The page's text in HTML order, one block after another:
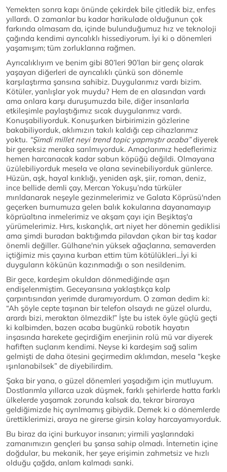
Yemekten sonra kapı önünde çekirdek bile çitledik biz, enfes
yıllardı. O zamanlar bu kadar harikulade olduğunun çok
farkında olmasam da, içinde bulunduğumuz hız ve teknoloji
çağında kendimi ayrıcalıklı hissediyorum. İyi ki o dönemleri
yaşamışım; tüm zorluklarına rağmen.
Ayrıcalıklıyım ve benim gibi 80’leri 90’ları bir genç olarak
yaşayan diğerleri de ayrıcalıklı çünkü son dönemle
karşılaştırma şansına sahibiz. Duygularımız vardı bizim.
Kötüler, yanlışlar yok muydu? Hem de en alasından vardı
ama onlara karşı duruşumuzda bile, diğer insanlarla
etkileşimle paylaştığımız sıcak duygularımız vardı.
Konuşabiliyorduk. Konuşurken birbirimizin gözlerine
bakabiliyorduk, aklımızın takılı kaldığı cep cihazlarımız
yoktu. “Şimdi millet neyi trend topic yapmıştır acaba”diyerek
bir gereksiz meraka sarılmıyorduk. Amaçlarımız hedeflerimiz
hemen harcanacak kadar sabun köpüğü değildi. Olmayana
üzülebiliyorduk mesela ve olana sevinebiliyorduk günlerce.
Hüzün, aşk, hayal kırıklığı, yeniden aşk, şiir, roman, deniz,
ince bellide demli çay, Mercan Yokuşu’nda türküler
mırıldanarak neşeyle gezinmelerimiz ve Galata Köprüsü'nden
geçerken burnumuza gelen balık kokularına dayanamayıp
köprüaltına inmelerimiz ve akşam çayı için Beşiktaş'a
yürümelerimiz. Hırs, kıskançlık, art niyet her dönemin gediklisi
ama şimdi buradan baktığımda pilavdan çıkan bir taş kadar
önemli değiller. Gülhane'nin yüksek ağaçlarına, semaverden
içtiğimiz mis çayına kurban ettim tüm kötülükleri...İyi ki
duyguların kökünün kazınmadığı o son nesildenim.
Bir gece, kardeşim okuldan dönmediğinde aşırı
endişelenmiştim. Geceyarısına yaklaştıkça kalp
çarpıntısından yerimde duramıyordum. O zaman dedim ki:
“Ah şöyle cepte taşınan bir telefon olsaydı ne güzel olurdu,
arardı bizi, meraktan ölmezdik!” İşte bu istek öyle güçlü geçti
ki kalbimden, bazen acaba bugünkü robotik hayatın
inşasında harekete geçirdiğim enerjinin rolü mü var diyerek
hafiften suçlarım kendimi. Neyse ki kardeşim sağ salim
gelmişti de daha ötesini geçirmedim aklımdan, mesela “keşke
ışınlanabilsek” de diyebilirdim.
Şaka bir yana, o güzel dönemleri yaşadığım için mutluyum.
Dostlarımla yıllarca uzak düşmek, farklı şehirlerde hatta farklı
ülkelerde yaşamak zorunda kalsak da, tekrar biraraya
geldiğimizde hiç ayrılmamış gibiydik. Demek ki o dönemlerde
ürettiklerimizi, araya ne girerse girsin kolay harcayamıyorduk.
Bu biraz da içini burkuyor insanın; yirmili yaşlarındaki
zamanımızın gençleri bu şansa sahip olmadı. İnternetin içine
doğdular, bu mekanik, her şeye erişimin zahmetsiz ve hızlı
olduğu çağda, anlam kalmadı sanki.